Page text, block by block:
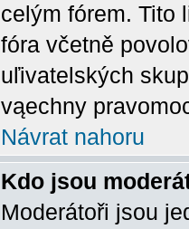
celým fórem. Tito
fóra včetně
uľivatelských
vąechny
Návrat nahoru
Kdo jsou
Moderátoři jsou